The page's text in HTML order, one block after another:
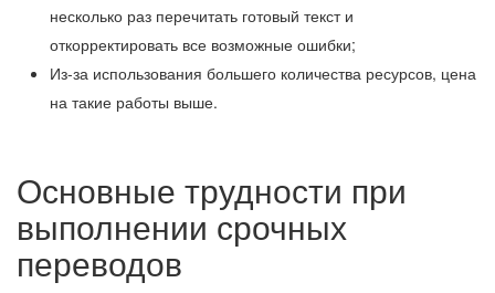
несколько раз перечитать готовый текст и
откорректировать все возможные ошибки;
Из-за использования большего количества ресурсов, цена
на такие работы выше.
Основные трудности при
выполнении срочных
переводов